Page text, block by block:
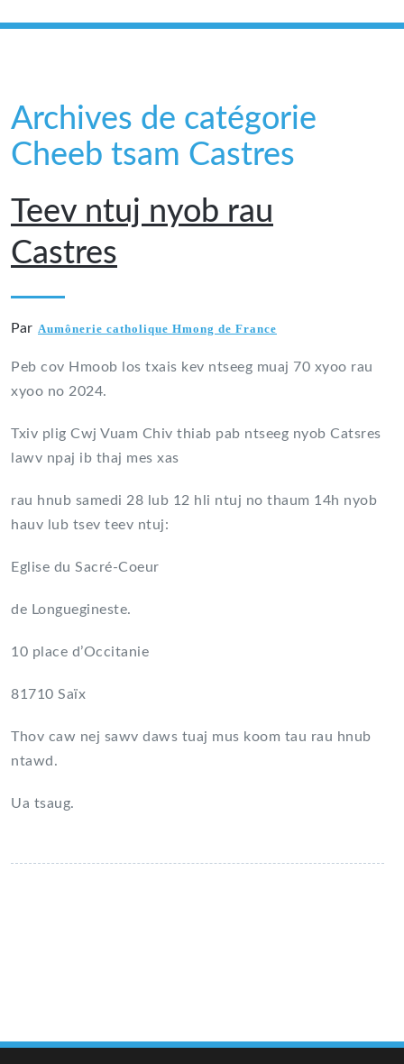
Archives de catégorie
Cheeb tsam Castres
Teev ntuj nyob rau
Castres
Par Aumônerie catholique Hmong de France
Peb cov Hmoob los txais kev ntseeg muaj 70 xyoo rau
xyoo no 2024.
Txiv plig Cwj Vuam Chiv thiab pab ntseeg nyob Catsres
lawv npaj ib thaj mes xas
rau hnub samedi 28 lub 12 hli ntuj no thaum 14h nyob
hauv lub tsev teev ntuj:
Eglise du Sacré-Coeur
de Longuegineste.
10 place d’Occitanie
81710 Saïx
Thov caw nej sawv daws tuaj mus koom tau rau hnub
ntawd.
Ua tsaug.